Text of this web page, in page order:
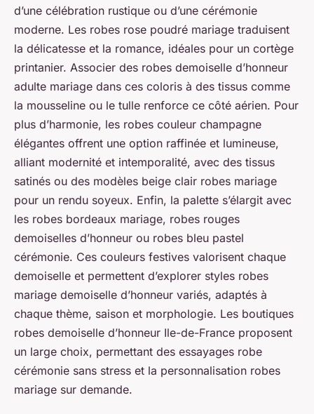
d’une célébration rustique ou d’une cérémonie
moderne. Les robes rose poudré mariage traduisent
la délicatesse et la romance, idéales pour un cortège
printanier. Associer des robes demoiselle d’honneur
adulte mariage dans ces coloris à des tissus comme
la mousseline ou le tulle renforce ce côté aérien. Pour
plus d’harmonie, les robes couleur champagne
élégantes offrent une option raffinée et lumineuse,
alliant modernité et intemporalité, avec des tissus
satinés ou des modèles beige clair robes mariage
pour un rendu soyeux. Enfin, la palette s’élargit avec
les robes bordeaux mariage, robes rouges
demoiselles d’honneur ou robes bleu pastel
cérémonie. Ces couleurs festives valorisent chaque
demoiselle et permettent d’explorer styles robes
mariage demoiselle d’honneur variés, adaptés à
chaque thème, saison et morphologie. Les boutiques
robes demoiselle d’honneur Ile-de-France proposent
un large choix, permettant des essayages robe
cérémonie sans stress et la personnalisation robes
mariage sur demande.